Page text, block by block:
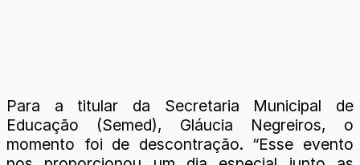
Para a titular da Secretaria Municipal de
Educação (Semed), Gláucia Negreiros, o
momento foi de descontração. “Esse evento